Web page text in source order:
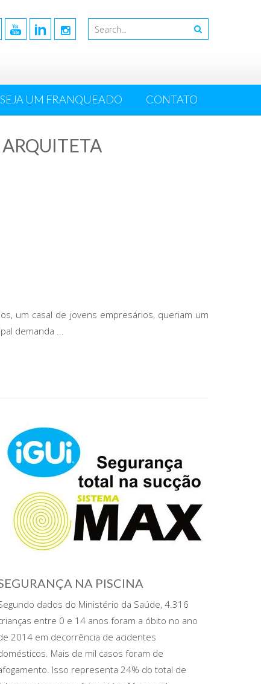
SEJA UM FRANQUEADO CONTATO
um casal de jovens empresários, queriam um
demanda ...
NA PISCINA
dados do Ministério da Saúde, 4.316
entre 0 e 14 anos foram a óbito no ano
2014 em decorrência de acidentes
Mais de mil casos foram de
Isso representa 24% do total de